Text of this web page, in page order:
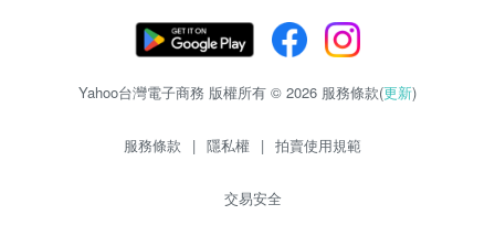
Yahoo台灣電子商務 版權所有 © 2026 服務條款(更新)
服務條款 | 隱私權 | 拍賣使用規範
交易安全